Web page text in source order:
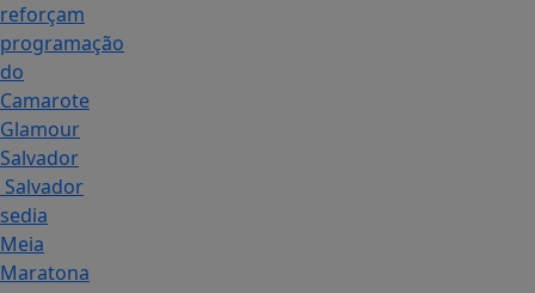
reforçam
programação
do
Camarote
Glamour
Salvador
Salvador
sedia
Meia
Maratona